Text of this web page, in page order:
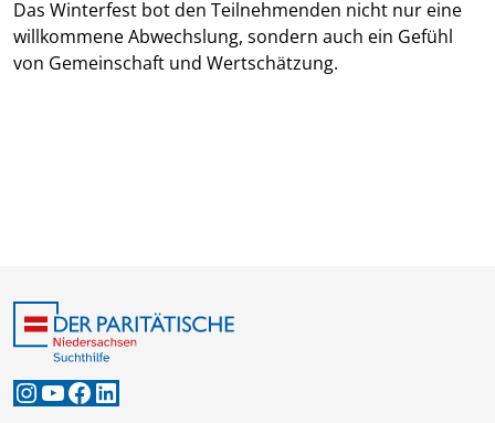
Das Winterfest bot den Teilnehmenden nicht nur eine
willkommene Abwechslung, sondern auch ein Gefühl
von Gemeinschaft und Wertschätzung.
Instagram
YouTube
Facebook
LinkedIn